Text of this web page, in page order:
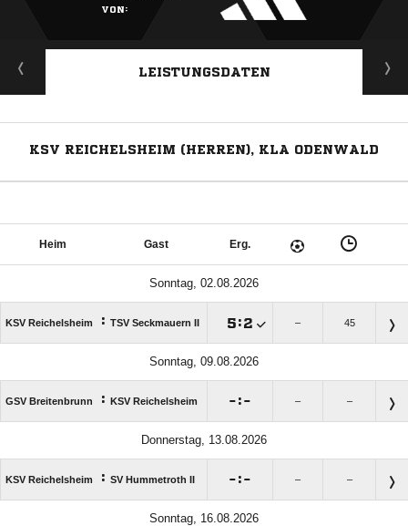
VON:
LEISTUNGSDATEN
KSV REICHELSHEIM (HERREN), KLA ODENWALD
Heim Gast Erg.
Sonntag, 02.08.2026
KSV Reichelsheim : TSV Seckmauern II : – 45
Sonntag, 09.08.2026
GSV Breitenbrunn : KSV Reichelsheim : – –
Donnerstag, 13.08.2026
KSV Reichelsheim : SV Hummetroth II : – –
Sonntag, 16.08.2026